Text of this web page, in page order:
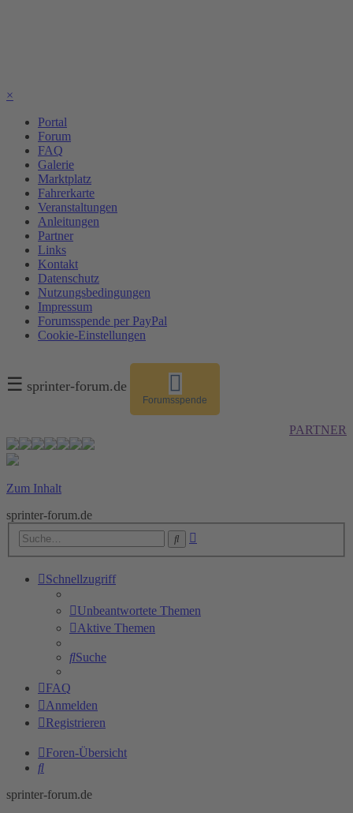
×
Portal
Forum
FAQ
Galerie
Marktplatz
Fahrerkarte
Veranstaltungen
Anleitungen
Partner
Links
Kontakt
Datenschutz
Nutzungsbedingungen
Impressum
Forumsspende per PayPal
Cookie-Einstellungen
☰ sprinter-forum.de
Forumsspende
PARTNER
Zum Inhalt
sprinter-forum.de
Suche
Schnellzugriff
Unbeantwortete Themen
Aktive Themen
Suche
FAQ
Anmelden
Registrieren
Foren-Übersicht
Suche
sprinter-forum.de